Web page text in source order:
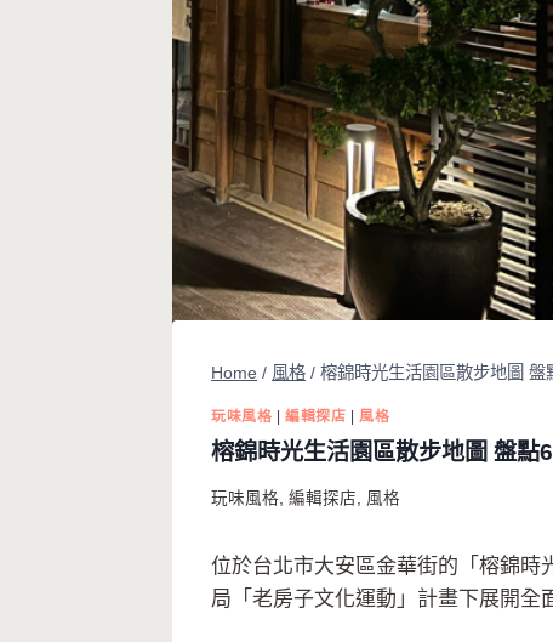
Home / 風格 / 榕錦時光生活園區散步地圖 盤
玩味風格 |編輯探店 | 風格
榕錦時光生活園區散步地圖 盤點
玩味風格, 編輯探店, 風格
位於台北市大安區金華街的「榕錦時
局「老房子文化運動」計畫下展開全